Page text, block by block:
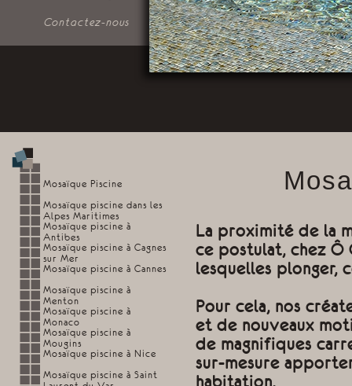
Contactez-nous
Mosaïque Piscine
Mosaïque piscine dans les
Alpes Maritimes
Mosaïque piscine à
Antibes
Mosaïque piscine à Cagnes
sur Mer
Mosaïque piscine à Cannes
Mosaïque piscine à
Menton
Mosaïque piscine à
Monaco
Mosaïque piscine à
Mougins
Mosaïque piscine à Nice
Mosaïque piscine à Saint
La proximité de la
ce postulat, chez Ô
lesquelles plonger,
Pour cela, nos
et de nouveaux
de magnifiques
sur-mesure